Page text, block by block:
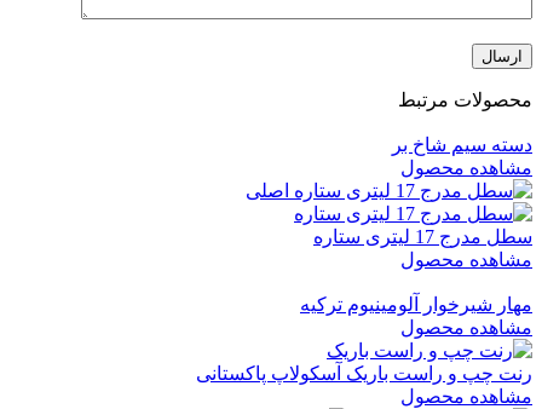
محصولات مرتبط
دسته سیم شاخ بر
مشاهده محصول
سطل مدرج 17 لیتری ستاره
مشاهده محصول
مهار شیرخوار آلومینیوم ترکیه
مشاهده محصول
رنت چپ و راست باریک آسکولاپ پاکستانی
مشاهده محصول